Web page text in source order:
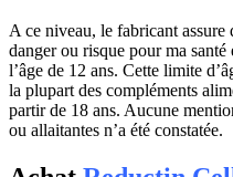
A ce niveau, le fabricant
danger ou risque pour ma
l’âge de 12 ans. Cette limite
la plupart des compléments
partir de 18 ans. Aucune
ou allaitantes n’a été constatée.